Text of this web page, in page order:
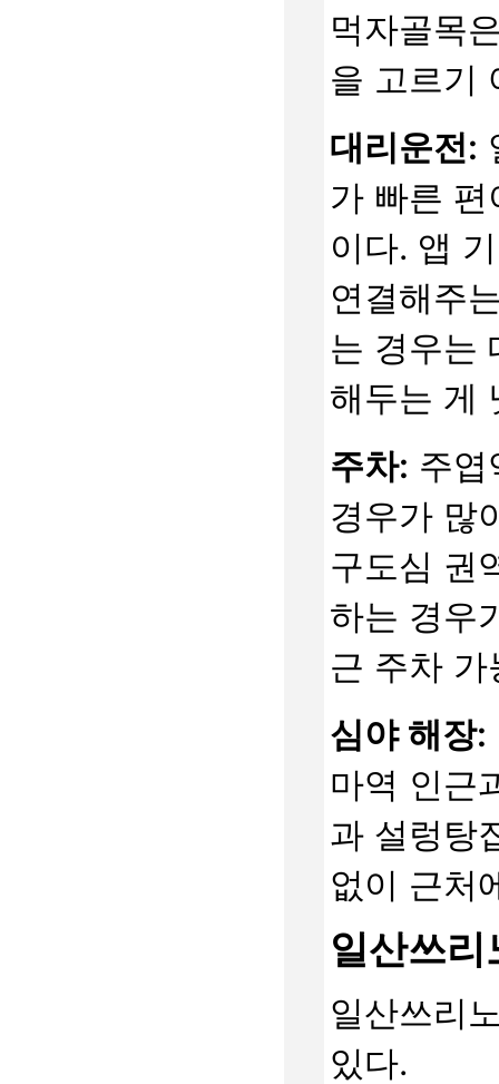
먹자골목
을 고르기
대리운전:
가 빠른
이다. 앱
연결해주
는 경우는
해두는 게
주차: 주엽
경우가 많
구도심 권
하는 경우
근 주차
심야 해장:
마역 인근
과 설렁탕
없이 근처
일산쓰리
일산쓰리
있다.